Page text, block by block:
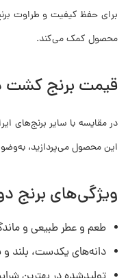
برای حفظ کیفیت و طراوت
محصول کمک می‌کند.
قیمت برنج کشت
در مقایسه با سایر برنج‌های
این محصول می‌پردازید،
ویژگی‌های برنج
طعم و عطر طبیعی و
دانه‌های یکدست، بلند و